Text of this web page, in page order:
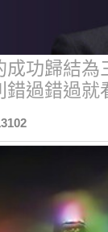
成功歸結為
過錯過就